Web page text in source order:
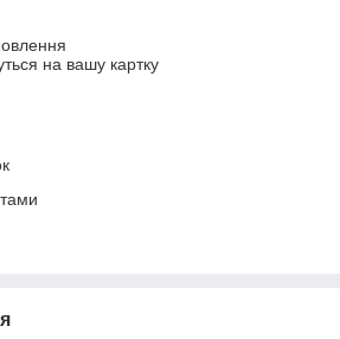
на вашу картку